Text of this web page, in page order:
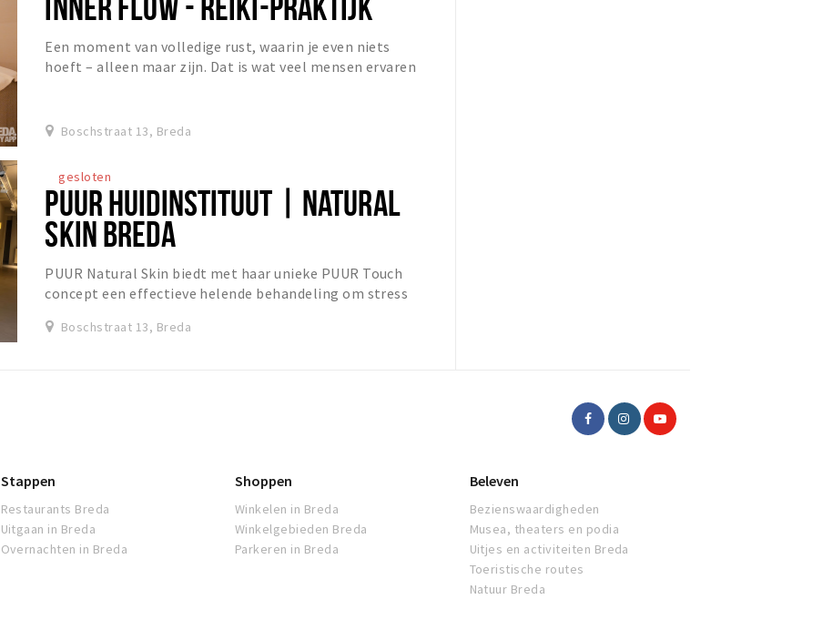
Een moment van volledige rust, waarin je even niets
hoeft – alleen maar zijn. Dat is wat veel mensen ervaren
Boschstraat 13, Breda
gesloten
PUUR HUIDINSTITUUT | NATURAL
SKIN BREDA
PUUR Natural Skin biedt met haar unieke PUUR Touch
concept een effectieve helende behandeling om stress
Boschstraat 13, Breda
Stappen
Restaurants Breda
Uitgaan in Breda
Overnachten in Breda
Shoppen
Winkelen in Breda
Winkelgebieden Breda
Parkeren in Breda
Beleven
Bezienswaardigheden
Musea, theaters en podia
Uitjes en activiteiten Breda
Toeristische routes
Natuur Breda